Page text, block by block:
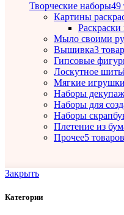
Творческие наборы49
Картины
Раскраски
Мыло своими
Вышивка3
Гипсовые
Лоскутное
Мягкие
Наборы декупаж
Наборы для
Наборы
Плетение из
Прочее5 товаров
Закрыть
Категории